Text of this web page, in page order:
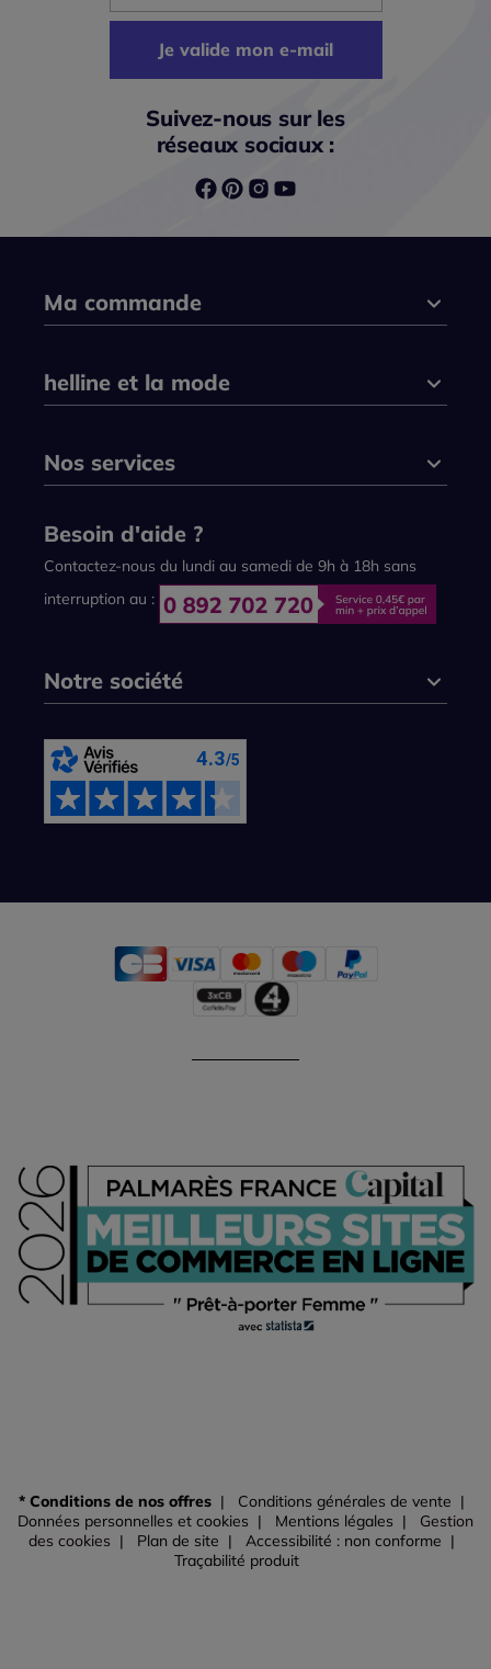
Je valide mon e-mail
Suivez-nous sur les
réseaux sociaux :
Ma commande
helline et la mode
Nos services
Besoin d'aide ?
Contactez-nous du lundi au samedi de 9h à 18h sans
interruption au :
Notre société
* Conditions de nos offres
Conditions générales de vente
Données personnelles et cookies
Mentions légales
Gestion
des cookies
Plan de site
Accessibilité : non conforme
Traçabilité produit